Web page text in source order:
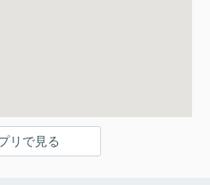
リで見る